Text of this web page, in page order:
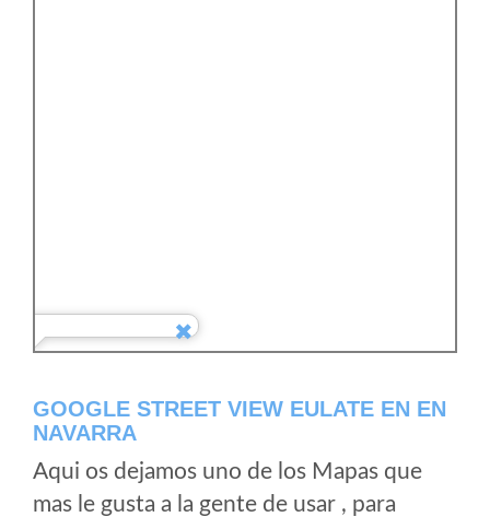
GOOGLE STREET VIEW EULATE EN EN
NAVARRA
Aqui os dejamos uno de los Mapas que
mas le gusta a la gente de usar , para